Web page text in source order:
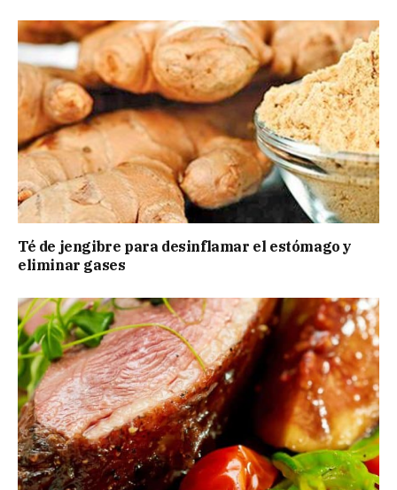
Té de jengibre para desinflamar el estómago y
eliminar gases